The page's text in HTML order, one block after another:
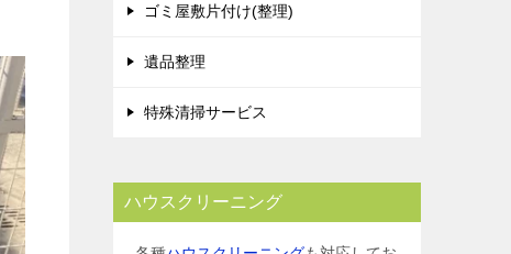
ゴミ屋敷片付け(整理)
遺品整理
特殊清掃サービス
ハウスクリーニング